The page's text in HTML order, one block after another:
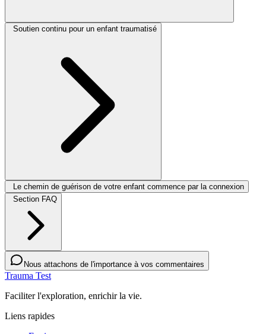
Soutien continu pour un enfant traumatisé
Le chemin de guérison de votre enfant commence par la connexion
Section FAQ
Nous attachons de l'importance à vos commentaires
Trauma Test
Faciliter l'exploration, enrichir la vie.
Liens rapides